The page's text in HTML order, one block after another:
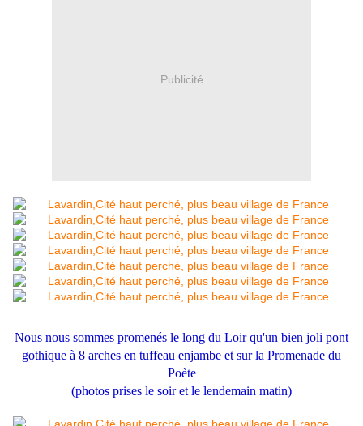
Publicité
Nous nous sommes promenés le long du Loir qu'un bien joli pont
gothique à 8 arches en tuffeau enjambe et sur la Promenade du
Poète
(photos prises le soir et le lendemain matin)